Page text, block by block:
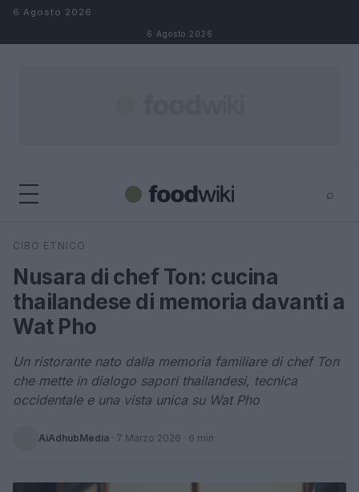
Salta al contenuto
6 Agosto 2026
6 Agosto 2026
⌕
Cerca
CIBO ETNICO
Nusara di chef Ton: cucina
thailandese di memoria davanti a
Wat Pho
Un ristorante nato dalla memoria familiare di chef Ton
che mette in dialogo sapori thailandesi, tecnica
occidentale e una vista unica su Wat Pho
AiAdhubMedia · 7 Marzo 2026 · 6 min